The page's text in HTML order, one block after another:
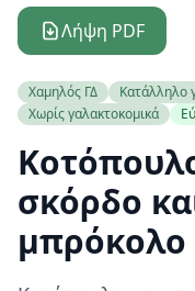
Λήψη PDF
Χαμηλός ΓΔ Κατάλληλο
Χωρίς γαλακτοκομικά
σκόρδο
μπρόκολο